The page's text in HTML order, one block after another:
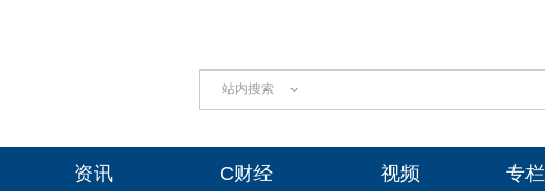
站内搜索
资讯 C财经 视频 专栏